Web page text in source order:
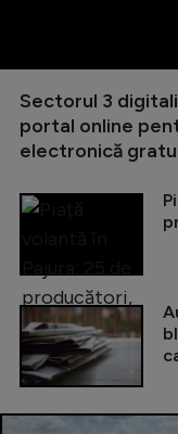
Sectorul 3
portal online
electronică